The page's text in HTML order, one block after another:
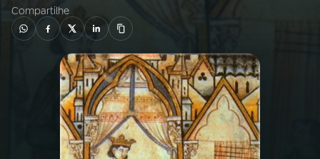
01INÍCIO
A RÁDIO
PROGRAMAÇÃO
PROGRAMAS
Compartilhe